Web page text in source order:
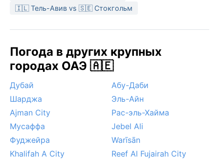
🇮🇱 Тель-Авив vs 🇸🇪 Стокгольм
Погода в других крупных
городах ОАЭ 🇦🇪
Дубай
Абу-Даби
Шарджа
Эль-Айн
Ajman City
Рас-эль-Хайма
Мусаффа
Jebel Ali
Фуджейра
Warīsān
Khalifah A City
Reef Al Fujairah City